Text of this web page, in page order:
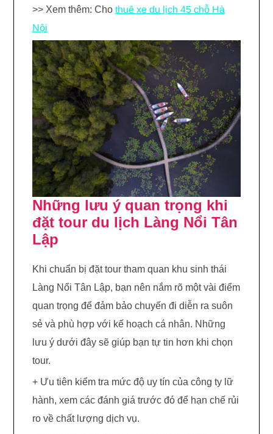
>> Xem thêm: Cho thuê xe du lịch 45 chỗ Hà
Nội
Những lưu ý quan trọng khi
đặt tour du lịch Làng Nổi Tân
Lập
Khi chuẩn bị đặt tour tham quan khu sinh thái
Làng Nổi Tân Lập, bạn nên nắm rõ một vài điểm
quan trọng để đảm bảo chuyến đi diễn ra suôn
sẻ và phù hợp với kế hoạch cá nhân. Những
lưu ý dưới đây sẽ giúp bạn tự tin hơn khi chọn
tour.
+ Ưu tiên kiểm tra mức độ uy tín của công ty lữ
hành, xem các đánh giá trước đó để hạn chế rủi
ro về chất lượng dịch vụ.